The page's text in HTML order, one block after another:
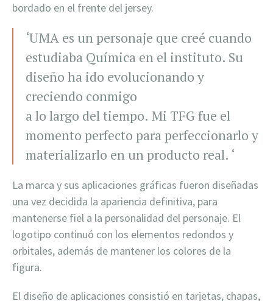
bordado en el frente del jersey.
‘UMA es un personaje que creé cuando
estudiaba Química en el instituto. Su
diseño ha ido evolucionando y
creciendo conmigo
a lo largo del tiempo. Mi TFG fue el
momento perfecto para perfeccionarlo y
materializarlo en un producto real. ‘
La marca y sus aplicaciones gráficas fueron diseñadas
una vez decidida la apariencia definitiva, para
mantenerse fiel a la personalidad del personaje. El
logotipo continuó con los elementos redondos y
orbitales, además de mantener los colores de la
figura.
El diseño de aplicaciones consistió en tarjetas, chapas,